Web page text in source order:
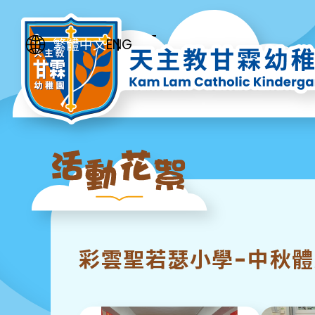
ENG
繁體中文
彩雲聖若瑟小學-中秋